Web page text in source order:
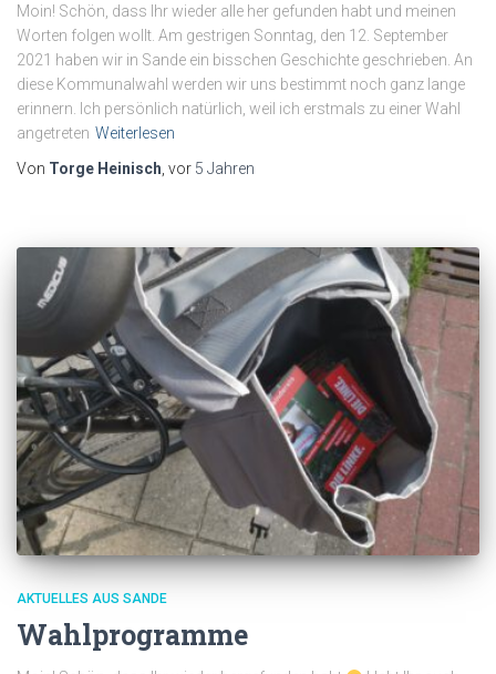
Moin! Schön, dass Ihr wieder alle her gefunden habt und meinen
Worten folgen wollt. Am gestrigen Sonntag, den 12. September
2021 haben wir in Sande ein bisschen Geschichte geschrieben. An
diese Kommunalwahl werden wir uns bestimmt noch ganz lange
erinnern. Ich persönlich natürlich, weil ich erstmals zu einer Wahl
angetreten Weiterlesen
Von Torge Heinisch , vor 5 Jahren
AKTUELLES AUS SANDE
Wahlprogramme